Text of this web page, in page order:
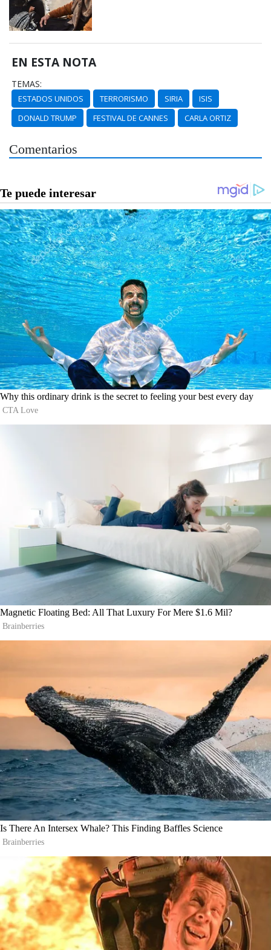
EN ESTA NOTA
TEMAS:
ESTADOS UNIDOS TERRORISMO SIRIA
ISIS
DONALD TRUMP
FESTIVAL DE CANNES CARLA ORTIZ
Comentarios